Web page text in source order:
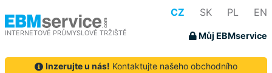
INTERNETOVÉ PRŮMYSLOVÉ TRŽIŠTĚ
CZ SK PL EN
Můj EBMservice
Inzerujte u nás! Kontaktujte našeho obchodního